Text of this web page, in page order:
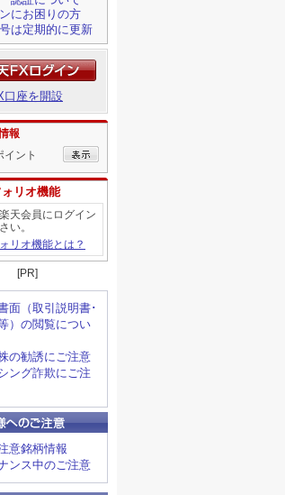
にお困りの方
は定期的に更新
口座を開設
報
イント
リオ機能
天会員にログイン
い。
リオ機能とは？
[PR]
面（取引説明書･
）の閲覧につい
の勧誘にご注意
ング詐欺にご注
意銘柄情報
ンス中のご注意